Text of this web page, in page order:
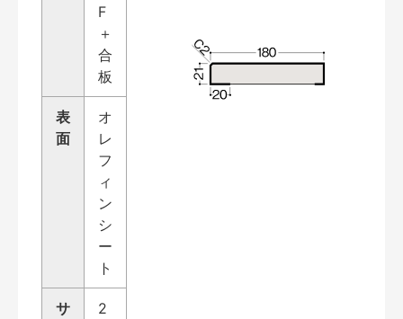
F
＋
合
板
表
面
オ
レ
フ
ィ
ン
シ
ー
ト
サ
2